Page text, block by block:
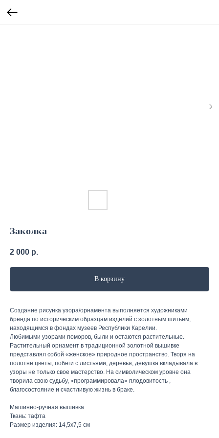
Заколка
2 000 р.
В корзину
Создание рисунка узора/орнамента выполняется художниками
бренда по историческим образцам изделий с золотным шитьем,
находящимся в фондах музеев Республики Карелии.
Любимыми узорами поморов, были и остаются растительные.
Растительный орнамент в традиционной золотной вышивке
представлял собой «женское» природное пространство. Творя на
полотне цветы, побеги с листьями, деревья, девушка вкладывала в
узоры не только свое мастерство. На символическом уровне она
творила свою судьбу, «программировала» плодовитость ,
благосостояние и счастливую жизнь в браке.
Машинно-ручная вышивка
Ткань: тафта
Размер изделия: 14,5х7,5 см